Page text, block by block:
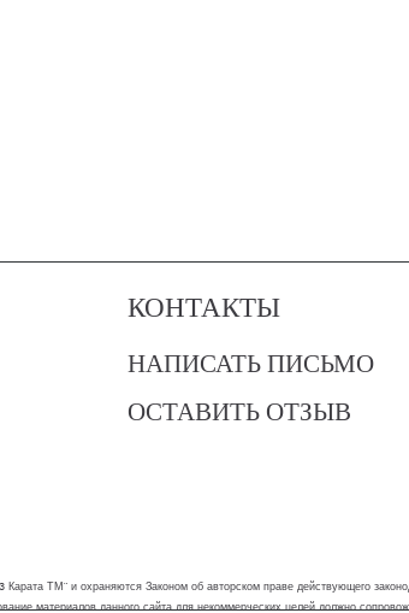
КОНТАКТЫ
НАПИСАТЬ ПИСЬМО
ОСТАВИТЬ ОТЗЫВ
ТМ" и охраняются Законом об авторском праве действующего
материалов данного сайта для некоммерческих целей должно